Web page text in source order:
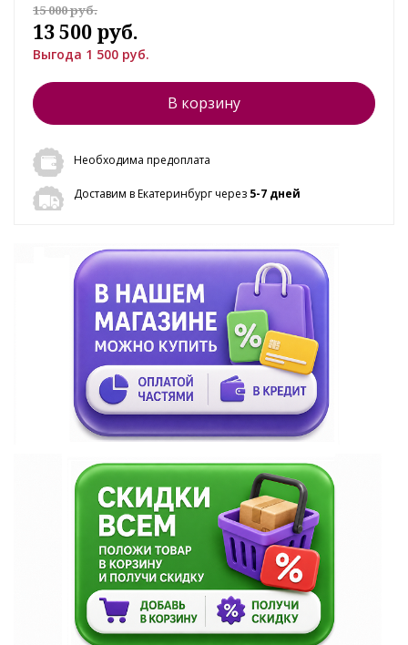
15 000 руб.
13 500 руб.
Выгода 1 500 руб.
В корзину
Необходима предоплата
Доставим в Екатеринбург через 5-7 дней